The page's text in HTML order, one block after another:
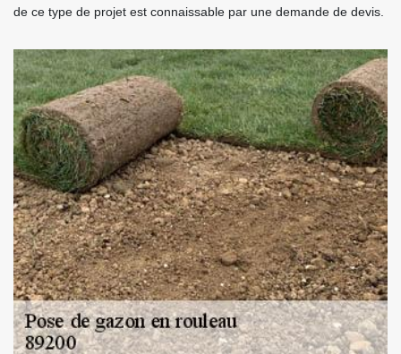
de ce type de projet est connaissable par une demande de devis.